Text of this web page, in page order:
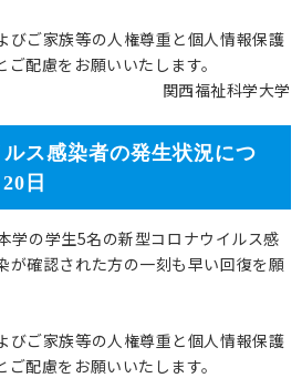
ご家族等の人権尊重と個人情報保護
配慮をお願いいたします。
関西福祉科学大学
ス感染者の発生状況につ
日
学の学生5名の新型コロナウイルス感
が確認された方の一刻も早い回復を願
ご家族等の人権尊重と個人情報保護
配慮をお願いいたします。